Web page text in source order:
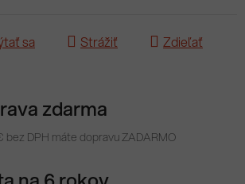
sa Strážiť Zdieľať
zdarma
bez DPH máte dopravu ZADARMO